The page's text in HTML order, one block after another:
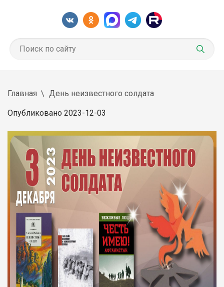
Главная День неизвестного солдата
Опубликовано 2023-12-03